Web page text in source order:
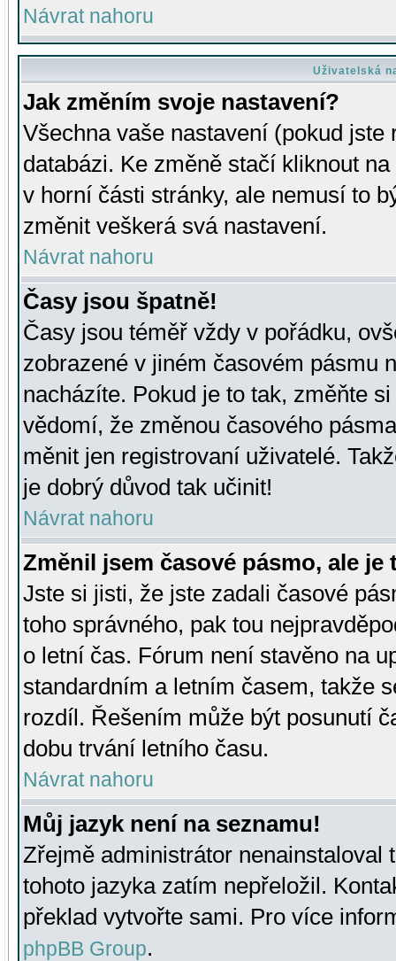
Návrat nahoru
Uživatelská
Jak změním svoje nastavení?
Všechna vaše nastavení (pokud
databázi. Ke změně stačí kliknout
v horní části stránky, ale nemusí to
změnit veškerá svá nastavení.
Návrat nahoru
Časy jsou špatně!
Časy jsou téměř vždy v pořádku,
zobrazené v jiném časovém pásmu
nacházíte. Pokud je to tak, změňte
vědomí, že změnou časového
měnit jen registrovaní uživatelé.
je dobrý důvod tak učinit!
Návrat nahoru
Změnil jsem časové pásmo, ale je
Jste si jisti, že jste zadali časové
toho správného, pak tou
o letní čas. Fórum není stavěno na
standardním a letním časem, takže
rozdíl. Řešením může být posunutí
dobu trvání letního času.
Návrat nahoru
Můj jazyk není na seznamu!
Zřejmě administrátor nenainstaloval
tohoto jazyka zatím nepřeložil.
překlad vytvořte sami. Pro více
phpBB Group.